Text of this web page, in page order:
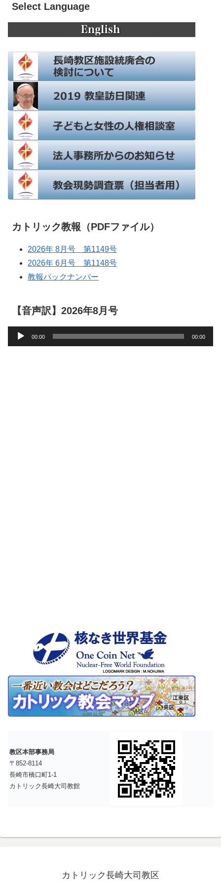
Select Language
カトリック教報（PDFファイル）
2026年 8月号 第1149号
2026年 6月号 第1148号
教報バックナンバー
【音声訳】2026年8月号
声
00:00 00:00
教区本部事務局
〒852-8114
長崎市橋口町1-1
カトリック長崎大司教館
カトリック長崎大司教区